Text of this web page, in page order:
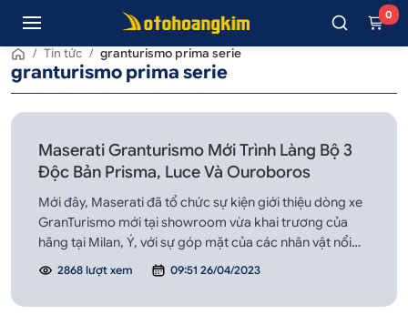
0
/ Tin tức / granturismo prima serie
granturismo prima serie
Maserati Granturismo Mới Trình Làng Bộ 3
Độc Bản Prisma, Luce Và Ouroboros
Mới đây, Maserati đã tổ chức sự kiện giới thiệu dòng xe
GranTurismo mới tại showroom vừa khai trương của
hãng tại Milan, Ý, với sự góp mặt của các nhân vật nổi
tiếng trong lĩnh vực thời trang, giải trí, thể thao và âm
2868 lượt xem 09:51 26/04/2023